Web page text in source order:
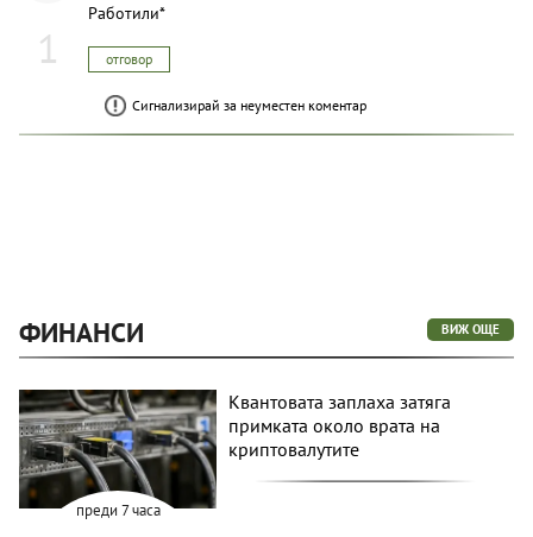
1
Работили*
отговор
Сигнализирай за неуместен коментар
ФИНАНСИ ВИЖ ОЩЕ
преди 7 часа
Квантовата заплаха затяга
примката около врата на
криптовалутите